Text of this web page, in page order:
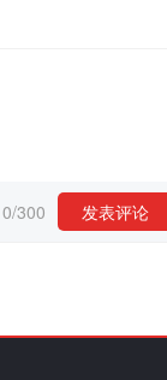
0/300 发表评论